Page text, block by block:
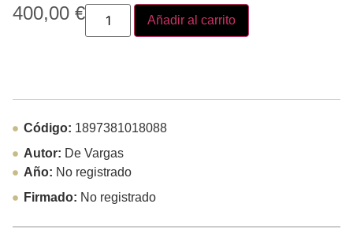
400,00 € Añadir al carrito
Código: 1897381018088
Autor: De Vargas
Año: No registrado
Firmado: No registrado